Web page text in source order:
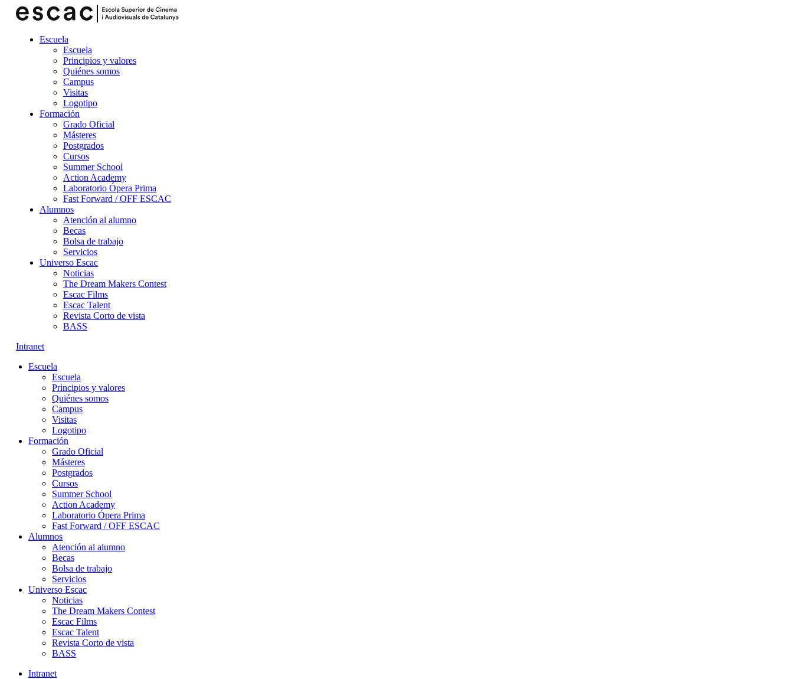
Escuela
Escuela
Principios y valores
Quiénes somos
Campus
Visitas
Logotipo
Formación
Grado Oficial
Másteres
Postgrados
Cursos
Summer School
Action Academy
Laboratorio Ópera Prima
Fast Forward / OFF ESCAC
Alumnos
Atención al alumno
Becas
Bolsa de trabajo
Servicios
Universo Escac
Noticias
The Dream Makers Contest
Escac Films
Escac Talent
Revista Corto de vista
BASS
Intranet
Escuela
Escuela
Principios y valores
Quiénes somos
Campus
Visitas
Logotipo
Formación
Grado Oficial
Másteres
Postgrados
Cursos
Summer School
Action Academy
Laboratorio Ópera Prima
Fast Forward / OFF ESCAC
Alumnos
Atención al alumno
Becas
Bolsa de trabajo
Servicios
Universo Escac
Noticias
The Dream Makers Contest
Escac Films
Escac Talent
Revista Corto de vista
BASS
Intranet